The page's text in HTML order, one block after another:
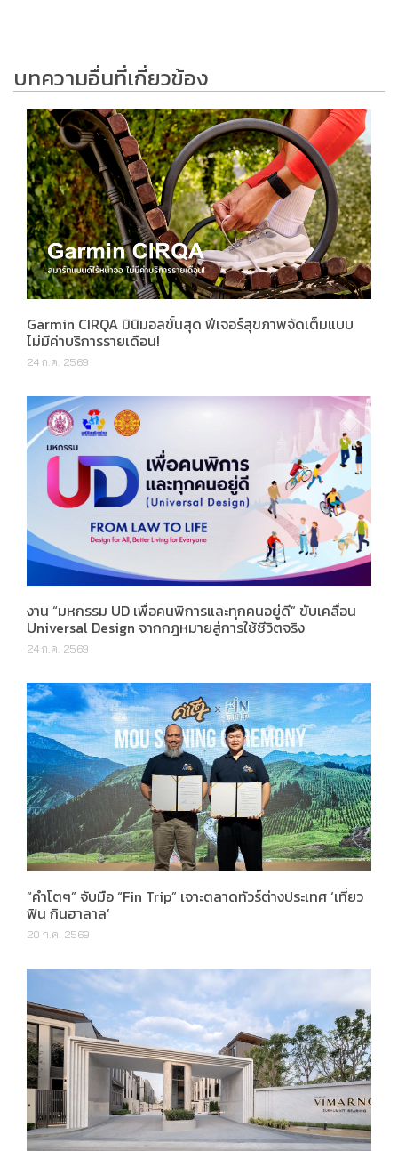
บทความอื่นที่เกี่ยวข้อง
Garmin CIRQA มินิมอลขั้นสุด ฟีเจอร์สุขภาพจัดเต็มแบบ
ไม่มีค่าบริการรายเดือน!
24 ก.ค. 2569
งาน “มหกรรม UD เพื่อคนพิการและทุกคนอยู่ดี” ขับเคลื่อน
Universal Design จากกฎหมายสู่การใช้ชีวิตจริง
24 ก.ค. 2569
“คำโตๆ” จับมือ “Fin Trip” เจาะตลาดทัวร์ต่างประเทศ ‘เที่ยว
ฟิน กินฮาลาล’
20 ก.ค. 2569